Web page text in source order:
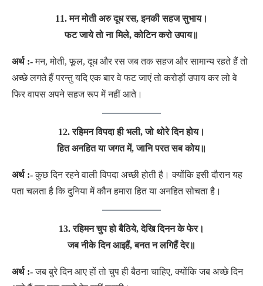
11. मन मोती अरु दूध रस, इनकी सहज सुभाय।
फट जाये तो ना मिले, कोटिन करो उपाय॥
अर्थ :-मन, मोती, फूल, दूध और रस जब तक सहज और सामान्य रहते हैं तो
अच्छे लगते हैं परन्तु यदि एक बार वे फट जाएं तो करोड़ों उपाय कर लो वे
फिर वापस अपने सहज रूप में नहीं आते।
12. रहिमन विपदा ही भली, जो थोरे दिन होय।
हित अनहित या जगत में, जानि परत सब कोय॥
अर्थ :-कुछ दिन रहने वाली विपदा अच्छी होती है। क्योंकि इसी दौरान यह
पता चलता है कि दुनिया में कौन हमारा हित या अनहित सोचता है।
13. रहिमन चुप हो बैठिये, देखि दिनन के फेर।
जब नीके दिन आइहैं, बनत न लगिहैं देर॥
अर्थ :-जब बुरे दिन आए हों तो चुप ही बैठना चाहिए, क्योंकि जब अच्छे दिन